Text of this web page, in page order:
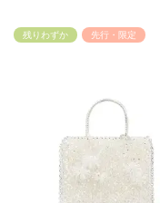
残りわずか 先行・限定